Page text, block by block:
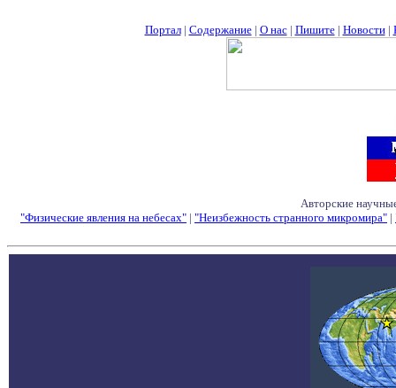
Портал| Содержание| О нас| Пишите| Новости|
Авторские
"Физические явления на небесах" | "Неизбежность странного микромира" |